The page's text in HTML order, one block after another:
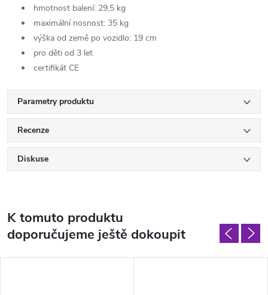
hmotnost balení: 29,5 kg
maximální nosnost: 35 kg
výška od země po vozidlo: 19 cm
pro děti od 3 let
certifikát CE
Parametry produktu
Recenze
Diskuse
K tomuto produktu
doporučujeme ještě dokoupit